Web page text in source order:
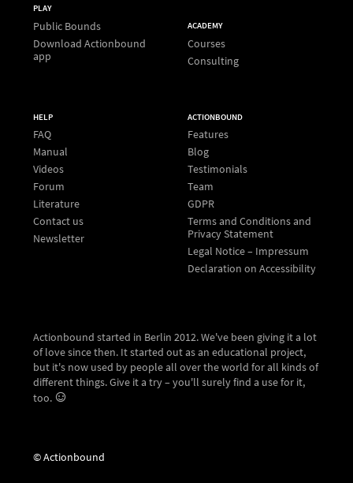
PLAY
Public Bounds
Download Actionbound
app
ACADEMY
Courses
Consulting
HELP
FAQ
Manual
Videos
Forum
Literature
Contact us
Newsletter
ACTIONBOUND
Features
Blog
Testimonials
Team
GDPR
Terms and Conditions and
Privacy Statement
Legal Notice – Impressum
Declaration on Accessibility
Actionbound started in Berlin 2012. We've been giving it a lot
of love since then. It started out as an educational project,
but it's now used by people all over the world for all kinds of
different things. Give it a try – you'll surely find a use for it,
too.
© Actionbound